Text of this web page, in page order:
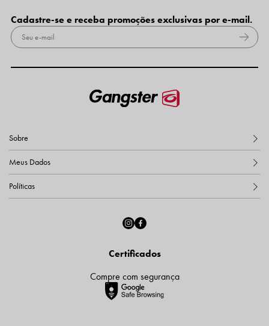
Cadastre-se e receba promoções exclusivas por e-mail.
Certificados
Compre com segurança
Sobre
Meus Dados
Políticas